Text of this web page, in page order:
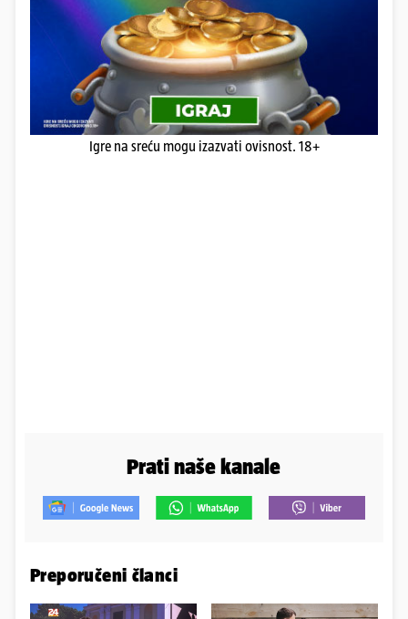
Igre na sreću mogu izazvati ovisnost. 18+
Prati naše kanale
Preporučeni članci